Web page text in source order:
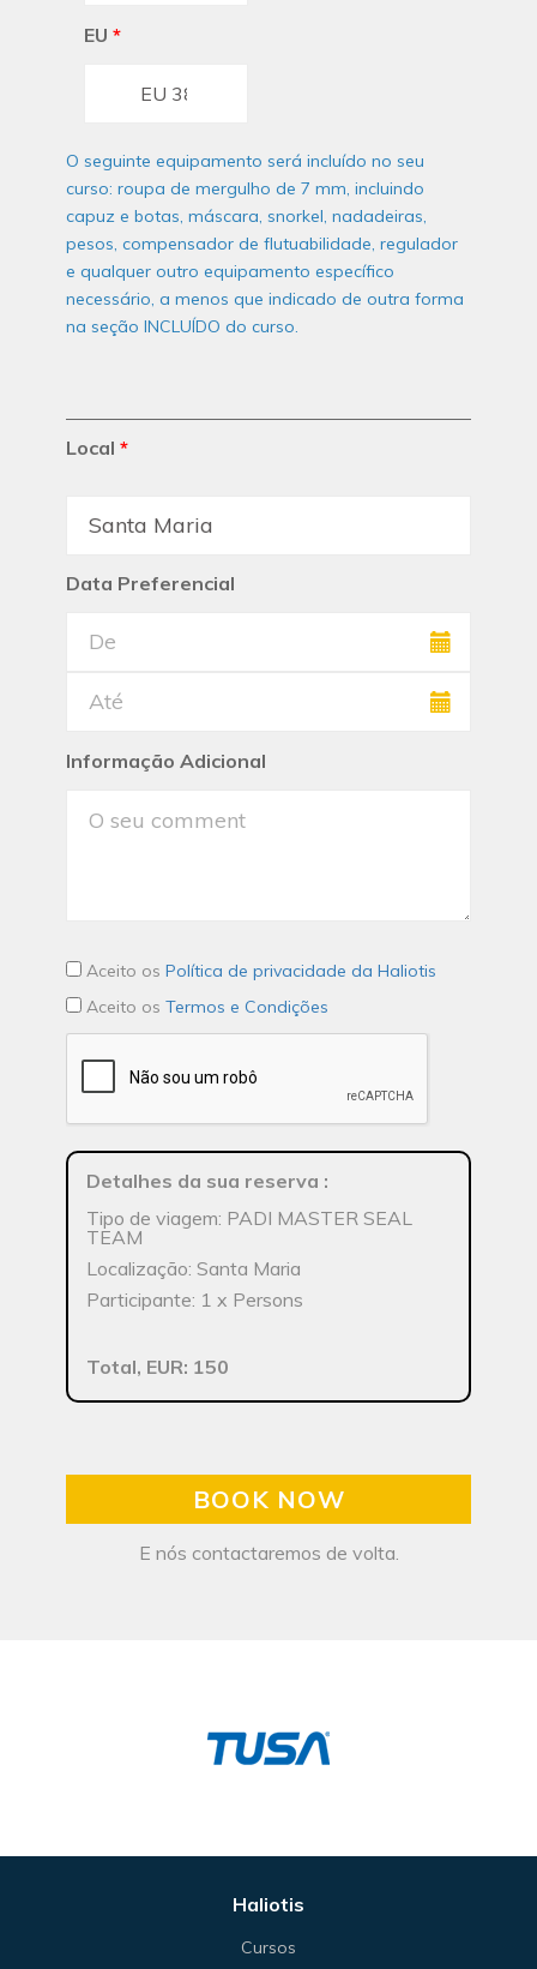
EU *
O seguinte equipamento será incluído no seu
curso: roupa de mergulho de 7 mm, incluindo
capuz e botas, máscara, snorkel, nadadeiras,
pesos, compensador de flutuabilidade, regulador
e qualquer outro equipamento específico
necessário, a menos que indicado de outra forma
na seção INCLUÍDO do curso.
Local *
Data Preferencial
Informação Adicional
Aceito os Política de privacidade da Haliotis
Aceito os Termos e Condições
Detalhes da sua reserva :
Tipo de viagem: PADI MASTER SEAL
TEAM
Localização: Santa Maria
Participante: 1 x Persons
Total, EUR: 150
BOOK NOW
E nós contactaremos de volta.
Haliotis
Cursos